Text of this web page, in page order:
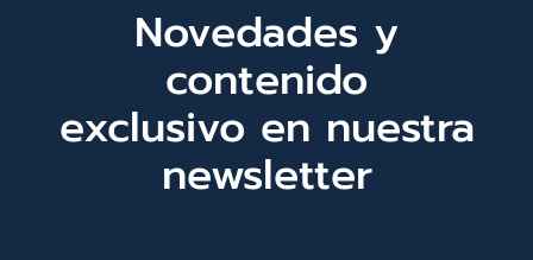
Novedades y
contenido
exclusivo en nuestra
newsletter